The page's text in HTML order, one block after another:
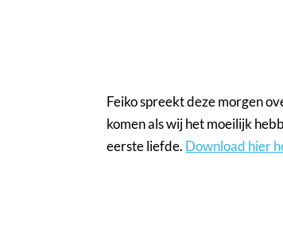
Feiko spreekt deze morgen
komen als wij het moeilijk
eerste liefde. Download hier